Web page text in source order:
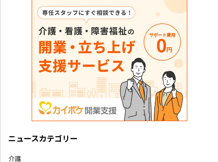
ニュースカテゴリー
介護